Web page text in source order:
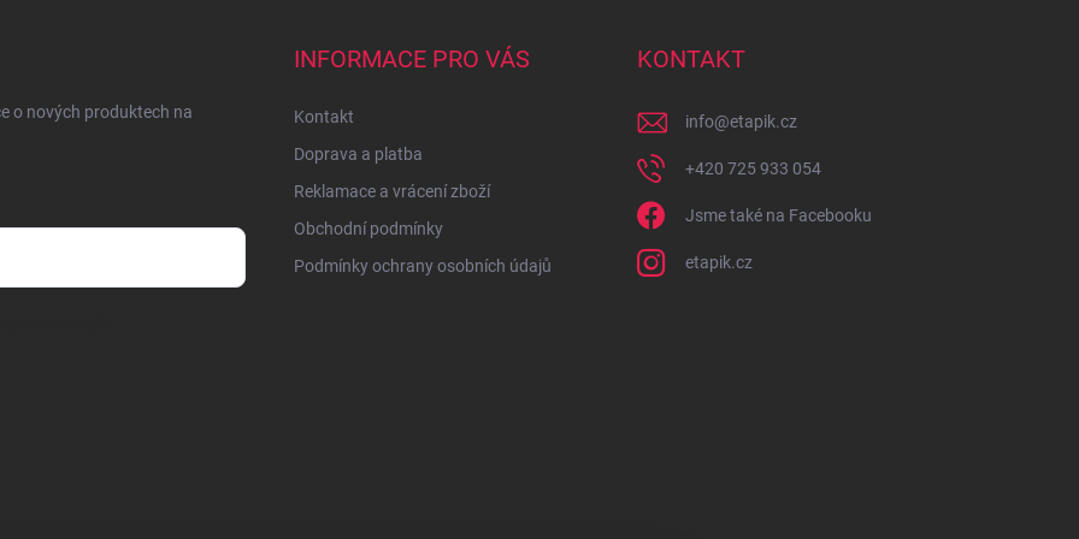
o nových produktech na
INFORMACE PRO VÁS
Kontakt
Doprava a platba
Reklamace a vrácení zboží
Obchodní podmínky
Podmínky ochrany osobních údajů
KONTAKT
info@etapik.cz
+420 725 933 054
Jsme také na Facebooku
etapik.cz